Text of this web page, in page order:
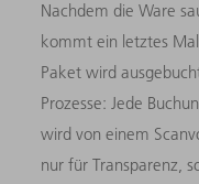
Nachdem die Ware
kommt ein letztes
Paket wird
Prozesse: Jede
wird von einem
nur für Transparenz,